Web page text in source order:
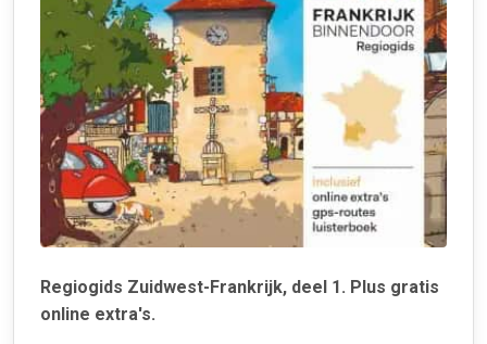
Regiogids Zuidwest-Frankrijk, deel 1. Plus gratis
online extra's.